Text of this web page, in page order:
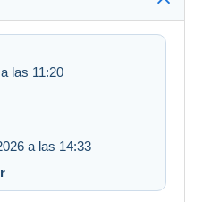
las 11:20
a las 14:33